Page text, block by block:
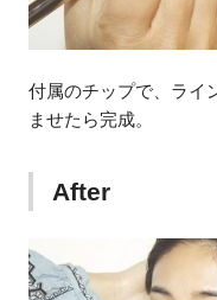
付属のチップで、ライ
ませたら完成。
After